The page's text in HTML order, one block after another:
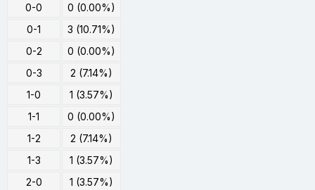
0-0
0 (0.00%)
0-1
3 (10.71%)
0-2
0 (0.00%)
0-3
2 (7.14%)
1-0
1 (3.57%)
1-1
0 (0.00%)
1-2
2 (7.14%)
1-3
1 (3.57%)
2-0
1 (3.57%)